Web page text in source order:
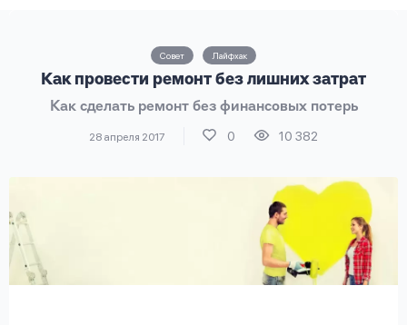
Совет Лайфхак
Как провести ремонт без лишних затрат
Как сделать ремонт без финансовых потерь
28 апреля 2017 0 10 382
Наши
контакты
Задать
вопрос
с
предоставления
займов,